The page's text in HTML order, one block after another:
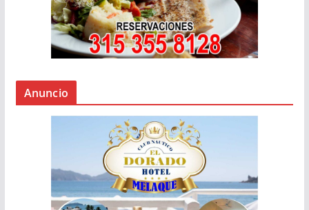
Anuncio